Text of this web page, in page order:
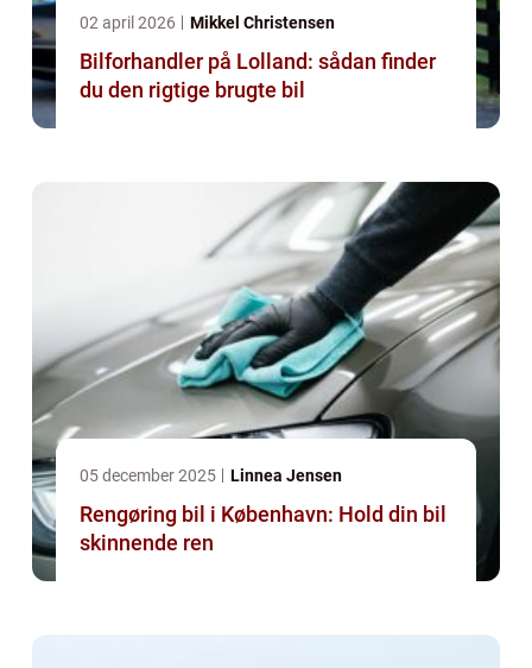
02 april 2026 Mikkel Christensen
Bilforhandler på Lolland: sådan finder
du den rigtige brugte bil
05 december 2025 Linnea Jensen
Rengøring bil i København: Hold din bil
skinnende ren